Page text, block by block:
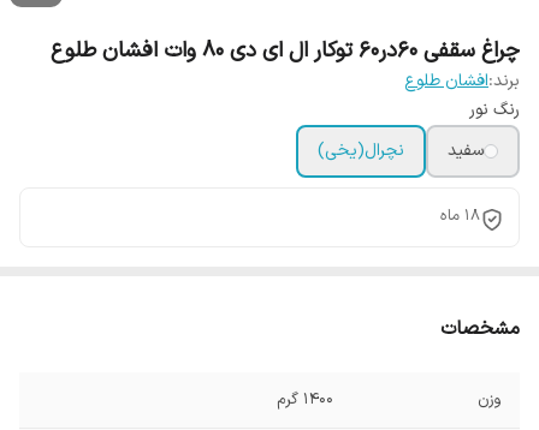
چراغ سقفی 60در60 توکار ال ای دی 80 وات افشان طلوع
برند:افشان طلوع
رنگ نور
سفید
نچرال(یخی)
18 ماه
مشخصات
وزن 1400 گرم